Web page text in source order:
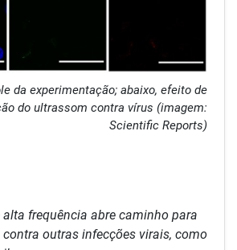
da experimentação; abaixo, efeito de
do ultrassom contra vírus (imagem:
Scientific Reports)
alta frequência abre caminho para
outras infecções virais, como